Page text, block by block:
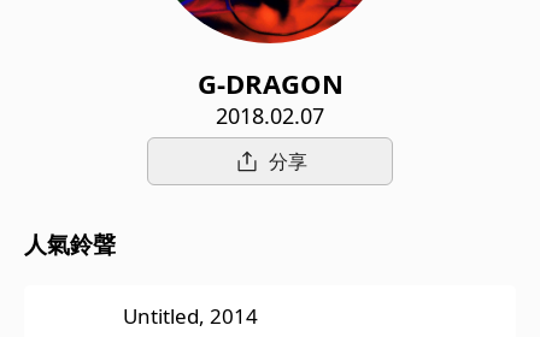
G-DRAGON
2018.02.07
分享
人氣鈴聲
Untitled, 2014